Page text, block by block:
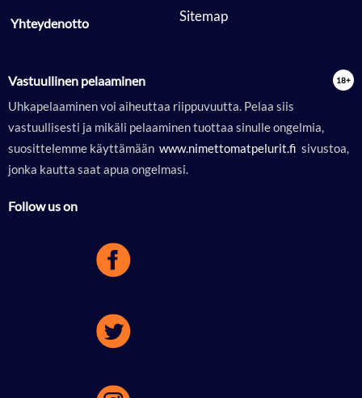
Yhteydenotto
Sitemap
Vastuullinen pelaaminen
Uhkapelaaminen voi aiheuttaa riippuvuutta. Pelaa siis
vastuullisesti ja mikäli pelaaminen tuottaa sinulle ongelmia,
suosittelemme käyttämään www.nimettomatpelurit.fi sivustoa,
jonka kautta saat apua ongelmasi.
Follow us on